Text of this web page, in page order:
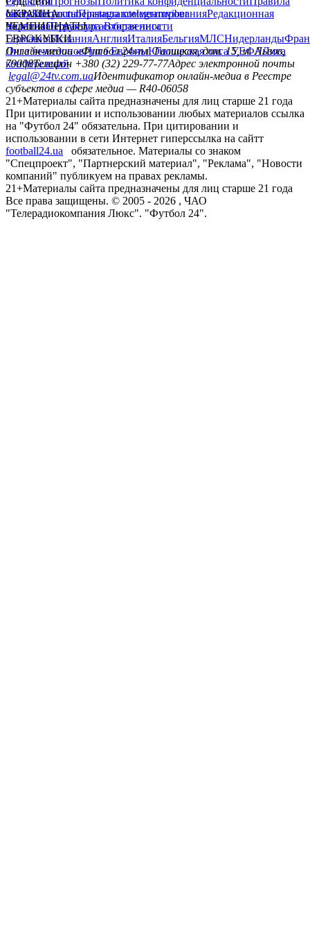
сайтуКонтактыПравила комментированияРедакционная
политикаСтруктура собственности
facebookxyoutubeinstagramtelegramviber
УКРАИНА
УкраинаПервая лигаВторая лига
ЧЕМПИОНАТЫ
ГерманияИспанияАнглияИталияБельгияМЛСНидерланды
ЕВРОКУБКИ
Лига чемпионовЛига ЕвропыЮношеская лига УЕФАЛига
конференций
Онлайн-медиа «Футбол 24»пл. Галицкая, дом. 15, м. Львов,
79008Телефон +380 (32) 229-77-77Адрес электронной почты
legal@24tv.com.uaИдентификатор онлайн-медиа в Реестре
субъектов в сфере медиа — R40-06058
21+Материалы сайта предназначены для лиц старше 21 года
При цитировании и использовании любых материалов ссылка
на "Футбол 24" обязательна. При цитировании и
использовании в сети Интернет гиперссылка на сайтт
football24.ua
обязательное. Материалы со знаком
"Спецпроект", "Партнерский материал", "Реклама", "Новости
компаний" публикуем на правах рекламы.
21+Материалы сайта предназначены для лиц старше 21 года
Все права защищены. © 2005 - 2026 , ЧАО
"Телерадиокомпания Люкс". "Футбол 24".